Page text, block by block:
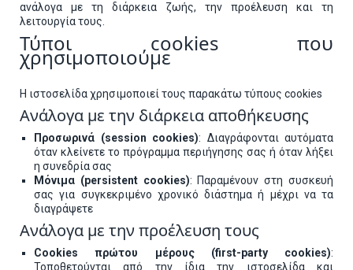
ανάλογα με τη διάρκεια ζωής, την προέλευση και τη
λειτουργία τους.
Τύποι cookies που
χρησιμοποιούμε
Η ιστοσελίδα χρησιμοποιεί τους παρακάτω τύπους cookies
Ανάλογα με την διάρκεια αποθήκευσης
Προσωρινά (session cookies): Διαγράφονται αυτόματα
όταν κλείνετε το πρόγραμμα περιήγησης σας ή όταν λήξει
η συνεδρία σας
Μόνιμα (persistent cookies): Παραμένουν στη συσκευή
σας για συγκεκριμένο χρονικό διάστημα ή μέχρι να τα
διαγράψετε
Ανάλογα με την προέλευση τους
Cookies πρώτου μέρους (first-party cookies):
Τοποθετούνται από την ίδια την ιστοσελίδα και